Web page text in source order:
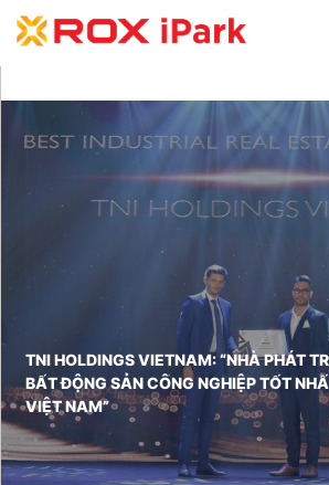
Sign In
TNI HOLDINGS VIETNAM: “NHÀ PHÁT
BẤT ĐỘNG SẢN CÔNG NGHIỆP TỐT
VIỆT NAM”